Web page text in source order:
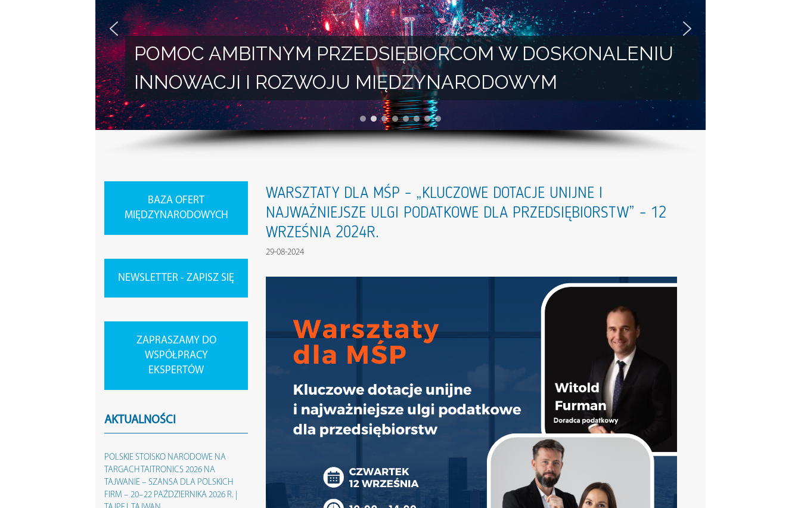
POMOC AMBITNYM PRZEDSIĘBIORCOM W DOSKONALENIU
INNOWACJI I ROZWOJU MIĘDZYNARODOWYM
BAZA OFERT
MIĘDZYNARODOWYCH
NEWSLETTER - ZAPISZ SIĘ
ZAPRASZAMY DO
WSPÓŁPRACY
EKSPERTÓW
AKTUALNOŚCI
POLSKIE STOISKO NARODOWE NA
TARGACH TAITRONICS 2026 NA
TAJWANIE – SZANSA DLA POLSKICH
FIRM – 20–22 PAŹDZIERNIKA 2026 R. |
WARSZTATY DLA MŚP – „KLUCZOWE DOTACJE UNIJNE I
NAJWAŻNIEJSZE ULGI PODATKOWE DLA PRZEDSIĘBIORSTW” – 12
WRZEŚNIA 2024R.
29-08-2024